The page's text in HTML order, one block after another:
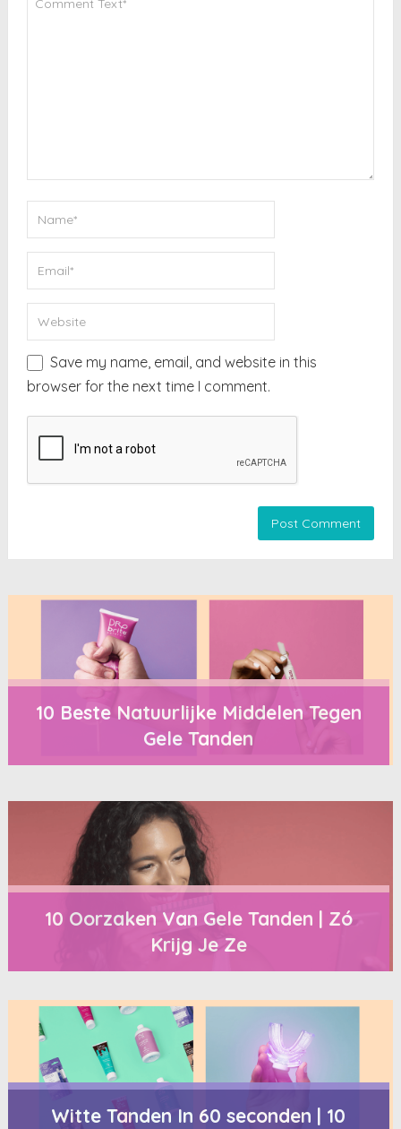
Save my name, email, and website in this
browser for the next time I comment.
10 Beste Natuurlijke Middelen Tegen
Gele Tanden
10 Oorzaken Van Gele Tanden | Zó
Krijg Je Ze
Witte Tanden In 60 seconden | 10